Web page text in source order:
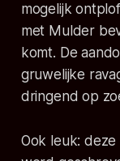
mogelijk
met Mulder
komt. De
gruwelijke
dringend op
Ook leuk: